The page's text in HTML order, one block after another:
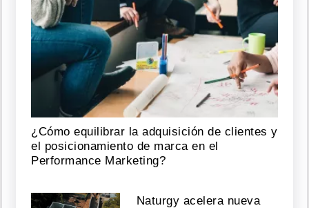
¿Cómo equilibrar la adquisición de clientes y
el posicionamiento de marca en el
Performance Marketing?
Naturgy acelera nueva